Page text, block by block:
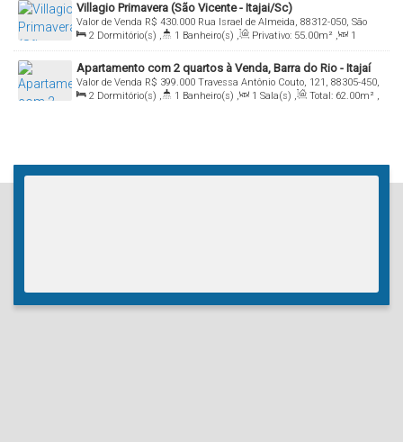
Villagio Primavera (São Vicente - Itajai/Sc)
R$ 430.000
Valor de Venda
Rua Israel de Almeida, 88312-050, São
Vicente, Itajaí, Santa Catarina, Brasil
2 Dormitório(s) , 1 Banheiro(s) , Privativo: 55.00m² ,
1
Sala(s) , 1 Vaga(s) , Útil: 55.00m²
Apartamento com 2 quartos à Venda, Barra do Rio - Itajaí
R$ 399.000
Valor de Venda
Travessa Antônio Couto, 121, 88305-450,
Barra do Rio, Itajaí, Santa Catarina, Brasil
2 Dormitório(s) , 1 Banheiro(s) , 1 Sala(s) , Total: 62.00m² ,